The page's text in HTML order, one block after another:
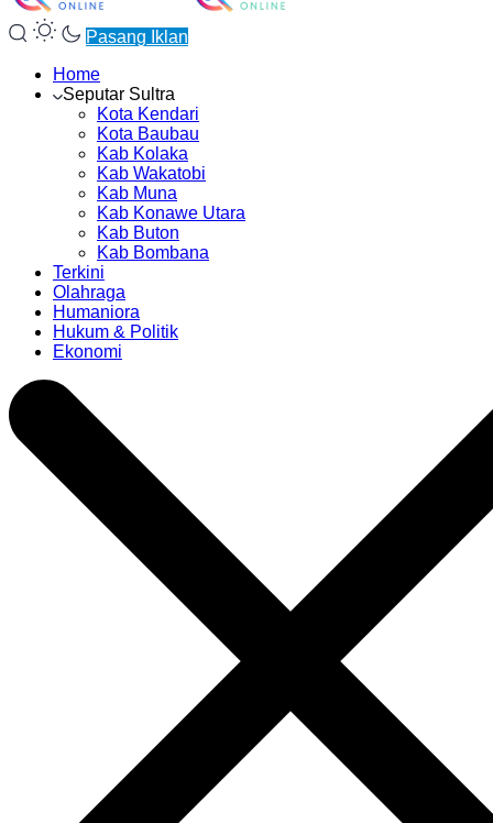
Pasang Iklan
Home
Seputar Sultra
Kota Kendari
Kota Baubau
Kab Kolaka
Kab Wakatobi
Kab Muna
Kab Konawe Utara
Kab Buton
Kab Bombana
Terkini
Olahraga
Humaniora
Hukum & Politik
Ekonomi